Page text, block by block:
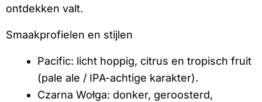
ontdekken valt.
Smaakprofielen en stijlen
Pacific: licht hoppig, citrus en tropisch fruit
(pale ale / IPA-achtige karakter).
Czarna Wołga: donker, geroosterd,